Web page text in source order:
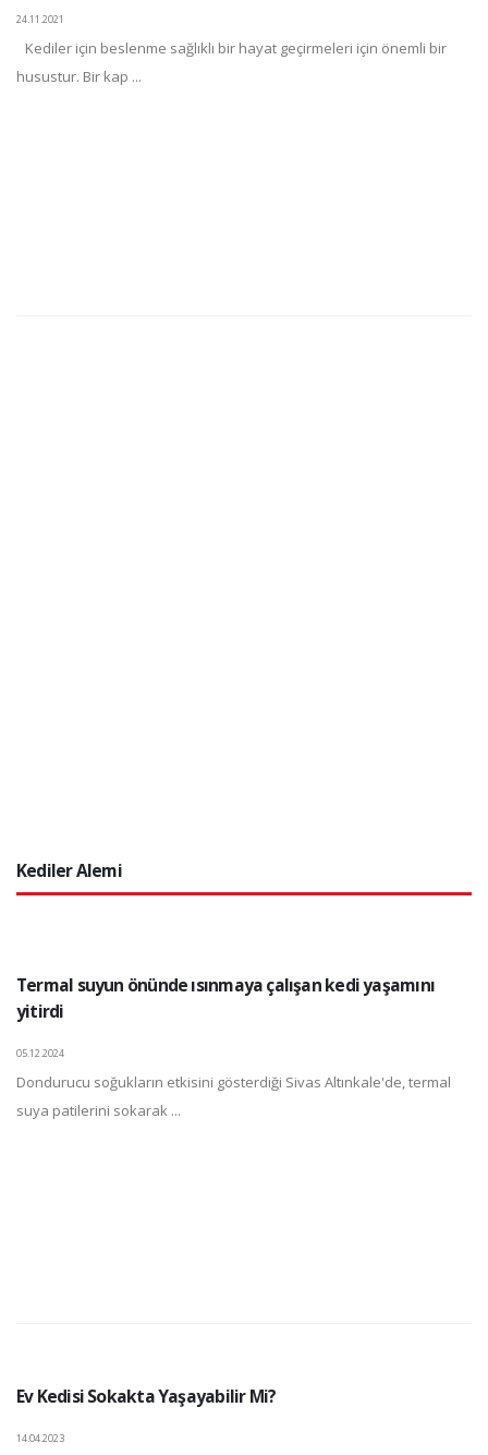
24.11.2021
Kediler için beslenme sağlıklı bir hayat geçirmeleri için önemli bir
husustur. Bir kap ...
Kediler Alemi
Termal suyun önünde ısınmaya çalışan kedi yaşamını
yitirdi
05.12.2024
Dondurucu soğukların etkisini gösterdiği Sivas Altınkale'de, termal
suya patilerini sokarak ...
Ev Kedisi Sokakta Yaşayabilir Mi?
14.04.2023